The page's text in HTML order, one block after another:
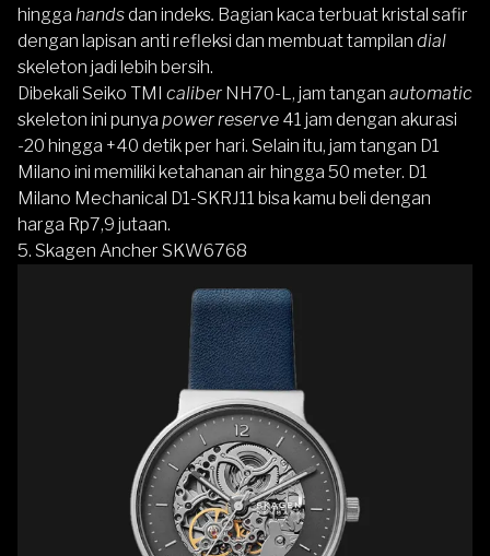
hingga handsdan indeks. Bagian kaca terbuat kristal safir
dengan lapisan anti refleksi dan membuat tampilan dial
skeleton jadi lebih bersih.
Dibekali Seiko TMI caliber NH70-L, jam tangan automatic
skeleton ini punya power reserve 41 jam dengan akurasi
-20 hingga +40 detik per hari. Selain itu, jam tangan D1
Milano ini memiliki ketahanan air hingga 50 meter. D1
Milano Mechanical D1-SKRJ11 bisa kamu beli dengan
harga Rp7,9 jutaan.
5. Skagen Ancher SKW6768